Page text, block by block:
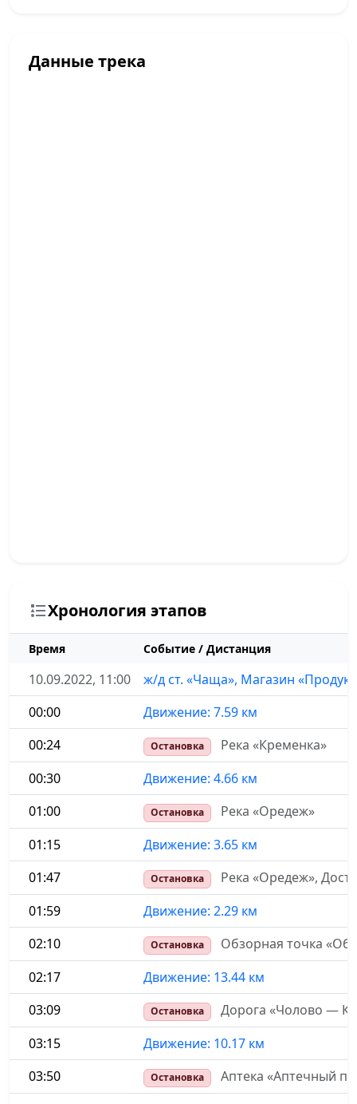
Данные трека
Хронология этапов
Время Событие / Дистанция
10.09.2022, 11:00
ж/д ст. «Чаща», Магазин
00:00
Движение: 7.59 км
00:24
Остановка
Река «Кременка»
00:30
Движение: 4.66 км
01:00
Остановка
Река «Оредеж»
01:15
Движение: 3.65 км
01:47
Остановка
Река «Оредеж»,
01:59
Движение: 2.29 км
02:10
Остановка
Обзорная точка
02:17
Движение: 13.44 км
03:09
Остановка
Дорога «Чолово —
03:15
Движение: 10.17 км
03:50
Остановка
Аптека «Аптечный